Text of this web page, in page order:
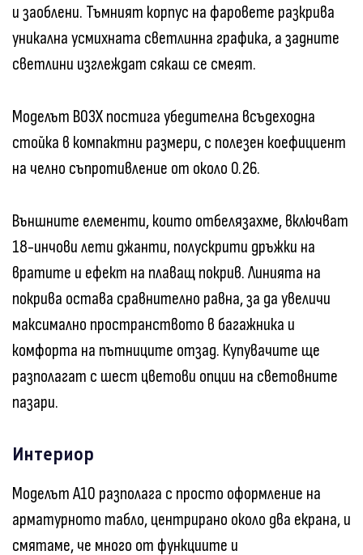
и заоблени. Тъмният корпус на фаровете разкрива
уникална усмихната светлинна графика, а задните
светлини изглеждат сякаш се смеят.
Моделът B03X постига убедителна всъдеходна
стойка в компактни размери, с полезен коефициент
на челно съпротивление от около 0.26.
Външните елементи, които отбелязахме, включват
18-инчови лети джанти, полускрити дръжки на
вратите и ефект на плаващ покрив. Линията на
покрива остава сравнително равна, за да увеличи
максимално пространството в багажника и
комфорта на пътниците отзад. Купувачите ще
разполагат с шест цветови опции на световните
пазари.
Интериор
Моделът A10 разполага с просто оформление на
арматурното табло, центрирано около два екрана, и
смятаме, че много от функциите и